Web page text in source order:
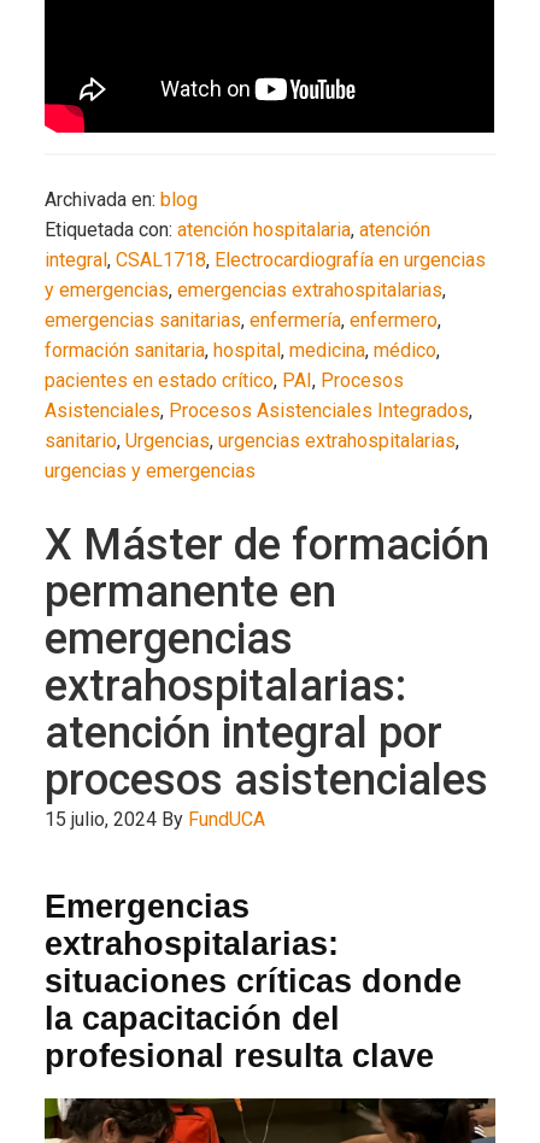
Archivada en:blog
Etiquetada con:atención hospitalaria,atención
integral,CSAL1718, Electrocardiografía en urgencias
y emergencias,emergencias extrahospitalarias,
emergencias sanitarias,enfermería,enfermero,
formación sanitaria,hospital,medicina,médico,
pacientes en estado crítico, PAI, Procesos
Asistenciales, Procesos Asistenciales Integrados,
sanitario,Urgencias,urgencias extrahospitalarias,
urgencias y emergencias
X Máster de formación
permanente en
emergencias
extrahospitalarias:
atención integral por
procesos asistenciales
15 julio, 2024 By FundUCA
Emergencias
extrahospitalarias:
situaciones críticas donde
la capacitación del
profesional resulta clave